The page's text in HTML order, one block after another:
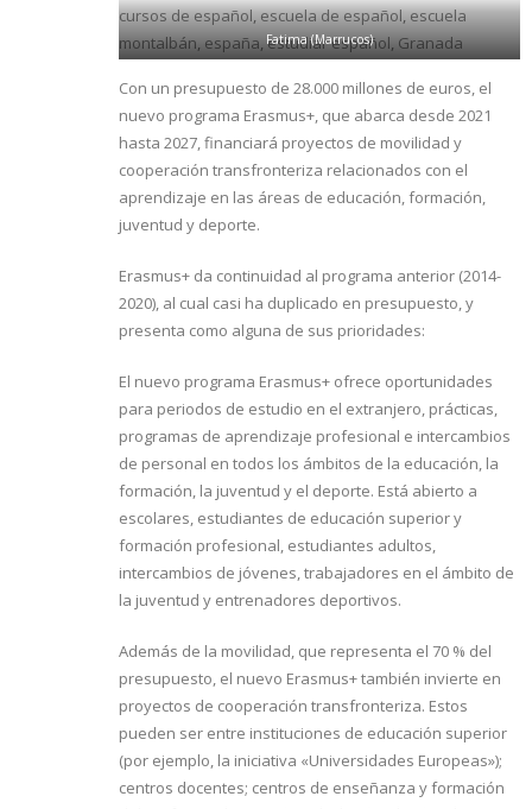
Fatima (Marrucos)
Entrega de certificados de fin de curso:
Al término del curso de español, los alumnos reciben
un certificado de asistencia y un certificado de
aprovechamiento en el caso de los estudiantes de
larga duración con un visado de estudios. El certificado
de aprovechamiento se emite después de haber
certificados están incluidos en el precio del curso.
cursos de español,escuela de español,escuela
montalbán,españa,estudiar español,Granada
Con un presupuesto de 28.000 millones de euros, el
nuevo programa Erasmus+, que abarca desde 2021
hasta 2027, financiará proyectos de movilidad y
cooperación transfronteriza relacionados con el
aprendizaje en las áreas de educación, formación,
juventud y deporte.
Erasmus+ da continuidad al programa anterior (2014-
2020), al cual casi ha duplicado en presupuesto, y
presenta como alguna de sus prioridades:
El nuevo programa Erasmus+ ofrece oportunidades
para periodos de estudio en el extranjero, prácticas,
programas de aprendizaje profesional e intercambios
de personal en todos los ámbitos de la educación, la
formación, la juventud y el deporte. Está abierto a
escolares, estudiantes de educación superior y
formación profesional, estudiantes adultos,
intercambios de jóvenes, trabajadores en el ámbito de
la juventud y entrenadores deportivos.
Además de la movilidad, que representa el 70 % del
presupuesto, el nuevo Erasmus+ también invierte en
proyectos de cooperación transfronteriza. Estos
pueden ser entre instituciones de educación superior
(por ejemplo, la iniciativa «Universidades Europeas»);
centros docentes; centros de enseñanza y formación